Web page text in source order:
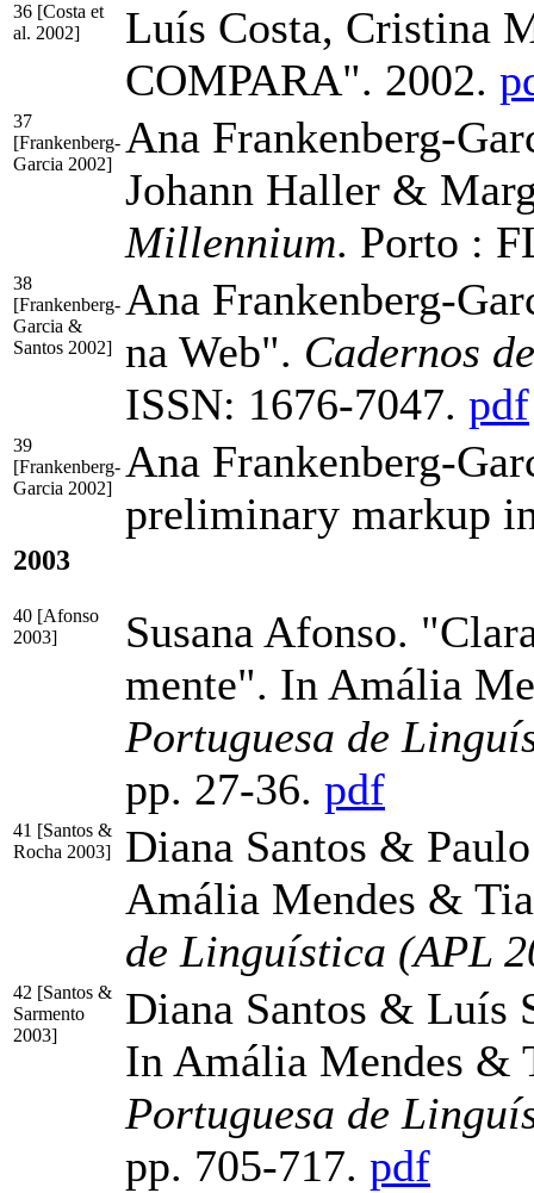
36 [Costa et
al. 2002]
Luís Costa, Cristina
COMPARA". 2002.
37
[Frankenberg-
Garcia 2002]
Ana Frankenberg-
Johann Haller &
Millennium. Porto :
38
[Frankenberg-
Garcia &
Santos 2002]
Ana Frankenberg-
na Web". Cadernos
ISSN: 1676-7047. pdf
39
[Frankenberg-
Garcia 2002]
Ana Frankenberg-
preliminary markup
2003
40 [Afonso
2003]
Susana Afonso.
mente". In Amália
Portuguesa de
pp. 27-36. pdf
41 [Santos &
Rocha 2003]
Diana Santos &
Amália Mendes &
de Linguística (APL
42 [Santos &
Sarmento
2003]
Diana Santos & Luís
In Amália Mendes &
Portuguesa de
pp. 705-717. pdf